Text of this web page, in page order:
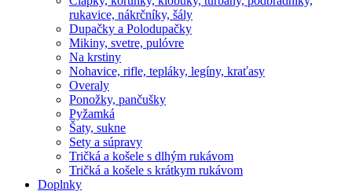
rukavice, nákrčníky, šály
Dupačky a Polodupačky
Mikiny, svetre, pulóvre
Na krstiny
Nohavice, rifle, tepláky, legíny, kraťasy
Overaly
Ponožky, pančušky
Pyžamká
Šaty, sukne
Sety a súpravy
Tričká a košele s dlhým rukávom
Tričká a košele s krátkym rukávom
Doplnky